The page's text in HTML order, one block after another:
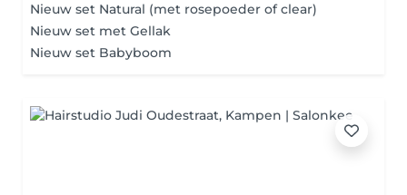
Nieuw set Natural (met rosepoeder of clear)
Nieuw set met Gellak
Nieuw set Babyboom